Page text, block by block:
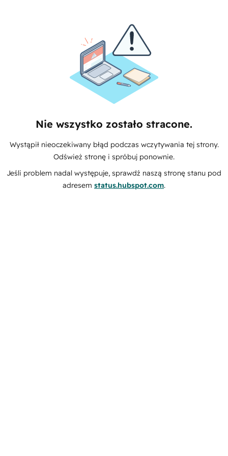
Nie wszystko zostało stracone.
Wystąpił nieoczekiwany błąd podczas wczytywania tej strony.
Odśwież stronę i spróbuj ponownie.
Jeśli problem nadal występuje, sprawdź naszą stronę stanu pod
adresem status.hubspot.com.